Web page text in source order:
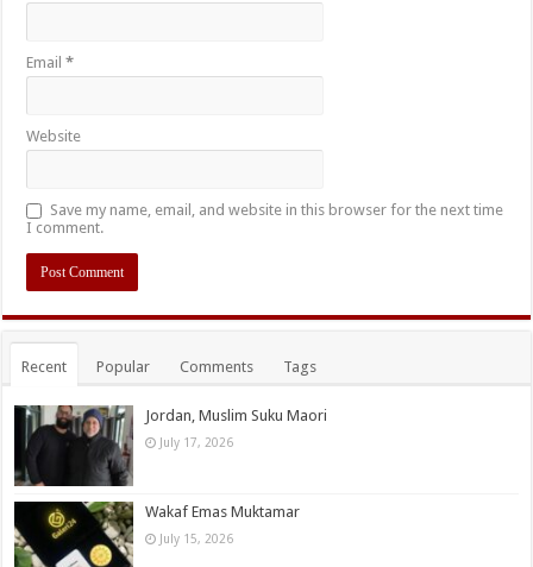
Email*
Website
Save my name, email, and website in this browser for the next time
I comment.
Recent Popular Comments Tags
Jordan, Muslim Suku Maori
July 17, 2026
Wakaf Emas Muktamar
July 15, 2026